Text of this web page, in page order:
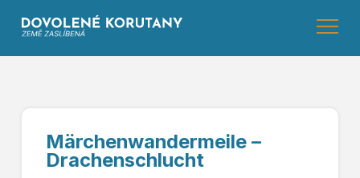
Märchenwandermeile –
Drachenschlucht